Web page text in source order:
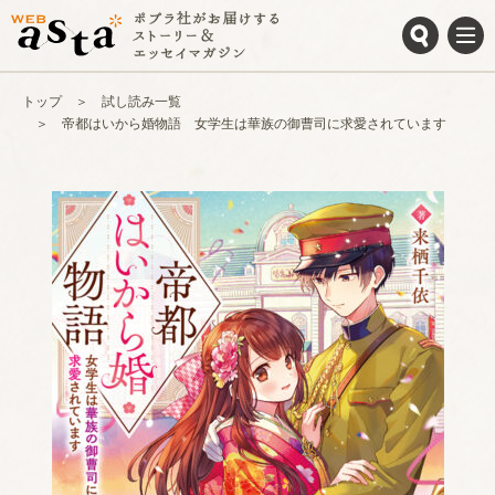
トップ
試し読み一覧
帝都はいから婚物語 女学生は華族の御曹司に求愛されています